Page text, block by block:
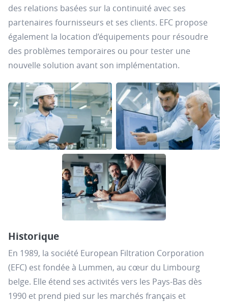
des relations basées sur la continuité avec ses
partenaires fournisseurs et ses clients. EFC propose
également la location d’équipements pour résoudre
des problèmes temporaires ou pour tester une
nouvelle solution avant son implémentation.
Historique
En 1989, la société European Filtration Corporation
(EFC) est fondée à Lummen, au cœur du Limbourg
belge. Elle étend ses activités vers les Pays-Bas dès
1990 et prend pied sur les marchés français et